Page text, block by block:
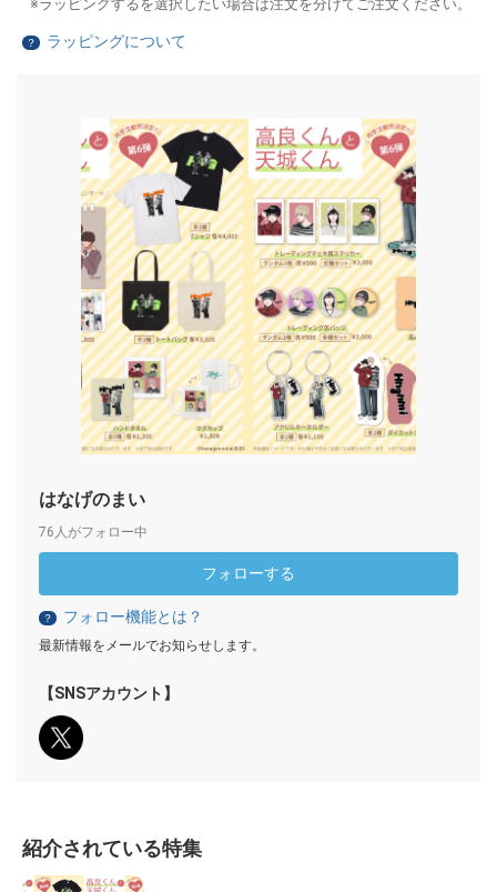
ラッピングするを選択したい場合は注文を分けてご注文ください。
？ ラッピングについて
はなげのまい
76人がフォロー中
フォローする
？ フォロー機能とは？
最新情報をメールでお知らせします。
【SNSアカウント】
紹介されている特集